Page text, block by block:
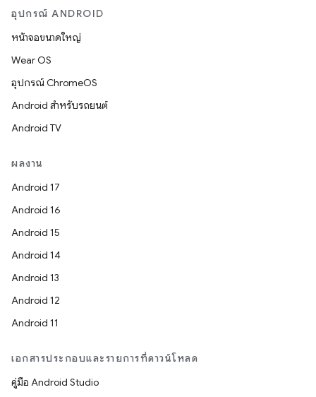
อุปกรณ์ ANDROID
หน้าจอขนาดใหญ่
Wear OS
อุปกรณ์ ChromeOS
Android สำหรับรถยนต์
Android TV
ผลงาน
Android 17
Android 16
Android 15
Android 14
Android 13
Android 12
Android 11
เอกสารประกอบและรายการที่ดาวน์โหลด
คู่มือ Android Studio